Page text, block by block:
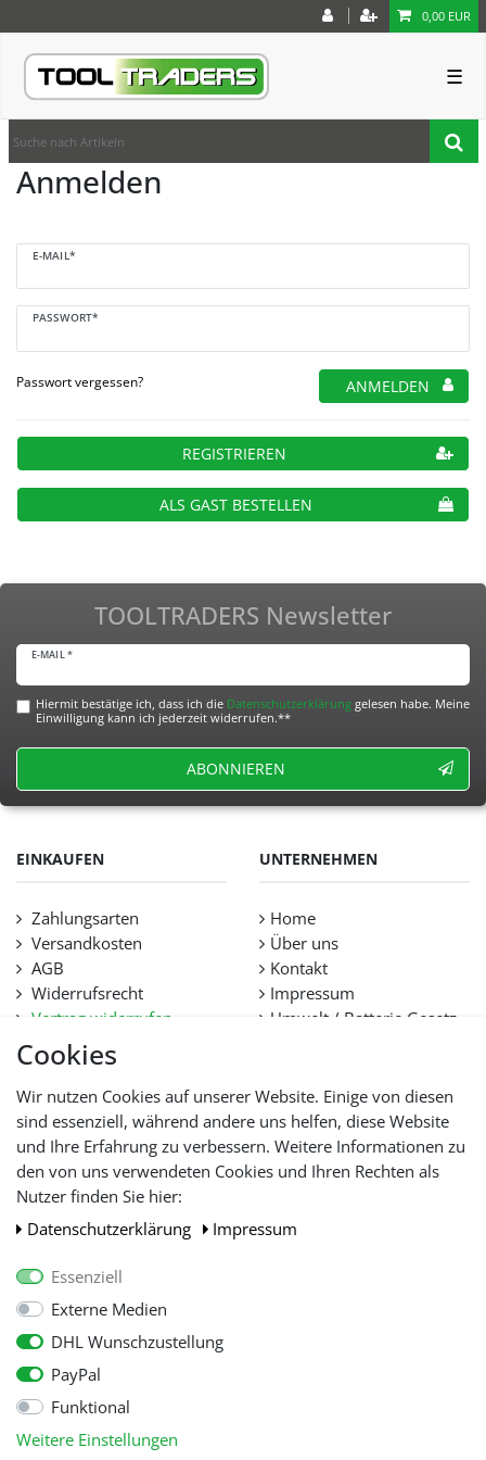
Cookies
Wir nutzen Cookies auf unserer Website. Einige von diesen
sind essenziell, während andere uns helfen, diese Website
und Ihre Erfahrung zu verbessern. Weitere Informationen zu
den von uns verwendeten Cookies und Ihren Rechten als
Nutzer finden Sie hier:
Daten­schutz­erklärung
Impressum
Essenziell
Externe Medien
DHL Wunschzustellung
PayPal
Funktional
Weitere Einstellungen
0,00 EUR
☰
Anmelden
E-MAIL*
PASSWORT*
Passwort vergessen? ANMELDEN
REGISTRIEREN
ALS GAST BESTELLEN
TOOLTRADERS Newsletter
E-MAIL *
Hiermit bestätige ich, dass ich die Daten­schutz­erklärunggelesen habe. Meine
Einwilligung kann ich jederzeit widerrufen.**
ABONNIEREN
EINKAUFEN
Zahlungsarten
Versandkosten
AGB
Widerrufsrecht
Vertrag widerrufen
Datenschutz
Hilfe
Lieferfristen und
Lieferbeschränkung
UNTERNEHMEN
Home
Über uns
Kontakt
Impressum
Umwelt / Batterie Gesetz
WIR AKZEPTIEREN